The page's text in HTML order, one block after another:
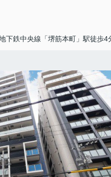
下鉄中央線「堺筋本町」駅徒歩4